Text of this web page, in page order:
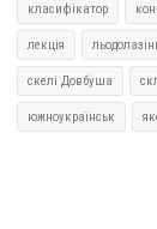
класифікатор
лекція
скелі Довбуша
южноукраїнськ